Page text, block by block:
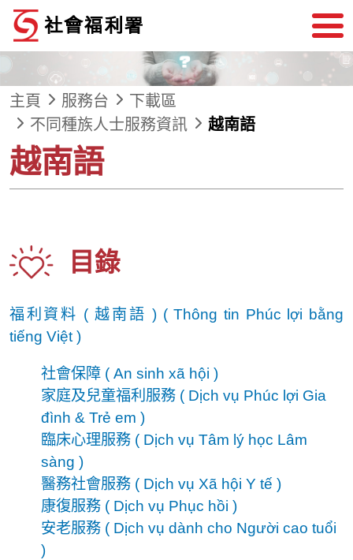
跳到內容
主頁 服務台
下載區
不同種族人士服務資訊
越南語
越南語
目錄
福利資料 ( 越南語 ) ( Thông tin Phúc lợi bằng
tiếng Việt )
社會保障 ( An sinh xã hội )
家庭及兒童福利服務 ( Dịch vụ Phúc lợi Gia
đình & Trẻ em )
臨床心理服務 ( Dịch vụ Tâm lý học Lâm
sàng )
醫務社會服務 ( Dịch vụ Xã hội Y tế )
康復服務 ( Dịch vụ Phục hồi )
安老服務 ( Dịch vụ dành cho Người cao tuổi
)